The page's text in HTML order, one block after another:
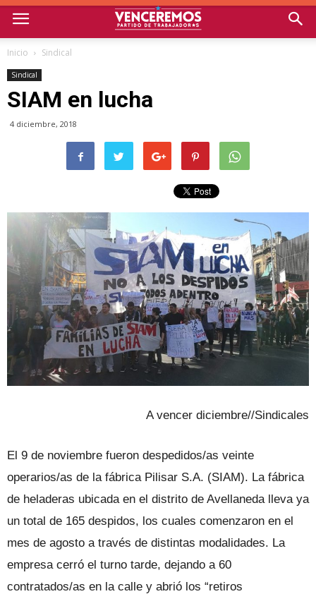
Inicio Sindical
Sindical
SIAM en lucha
4 diciembre, 2018
A vencer diciembre//Sindicales
El 9 de noviembre fueron despedi­dos/as veinte
operarios/as de la fábrica Pilisar S.A. (SIAM). La fábri­ca
de heladeras ubicada en el distrito de Avellaneda lleva ya
un total de 165 despi­dos, los cuales comenzaron en el
mes de agosto a través de distintas modalidades. La
empresa cerró el turno tarde, dejan­do a 60
contratados/as en la calle y abrió los “retiros